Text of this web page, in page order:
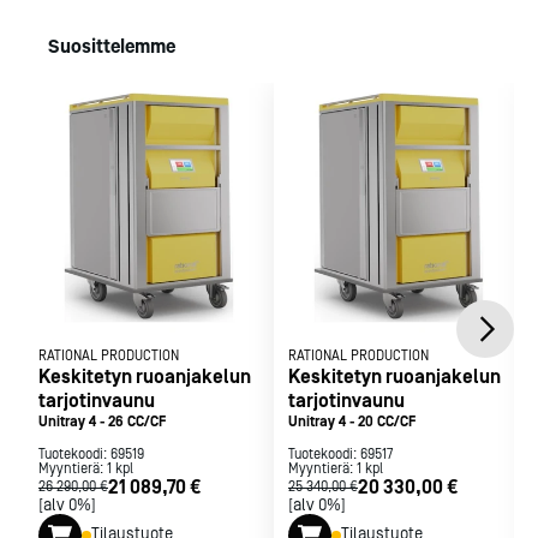
höyrystimessä tuotettu kylmä ilma puhalletaan
Uudelleen kuumennuksessa käytetään
kiertoilmalämmitystä, joka aerodynaamisen virtauksen
avulla levittää lämmön tasaisesti.
Vaakasuora ilmavirtaus takaa tasaisen lämpötilan
kaikille tarjottimille.
Kylmäkoneisto ja lämmityslaitteisto sijaisevat vaunun
sisällä suojassa vaunun pesulta.
Unitray-vaunut soveltuvat kaikenlaisille astioille, jotka
sopivat vaunujen lämpötila-alueille (max. 130°C).
Käyttöpaneli
Suomenkielinen käyttöpaneli on helppokäyttöinen,
Intelliflow ohjausjärjestelmä näyttää lämpötilan, ajan ja
ohjelmavaiheen selkeästi.
Monivaiheinen ohjelmointi, yhteen ohjelmapaikkaan
Suosittelemme
RATIONAL PRODUCTION
Keskitetyn ruoanjakelun
tarjotinvaunu
Unitray 4 - 26 CC/CF
Tuotekoodi: 69519
Myyntierä: 1 kpl
26 290,00 €21 089,70 €
[alv 0%]
RATIONAL PRODUCTION
Keskitetyn ruoanjakelun
tarjotinvaunu
Unitray 4 - 20 CC/CF
Tuotekoodi: 69517
Myyntierä: 1 kpl
25 340,00 €20 330,00 €
[alv 0%]